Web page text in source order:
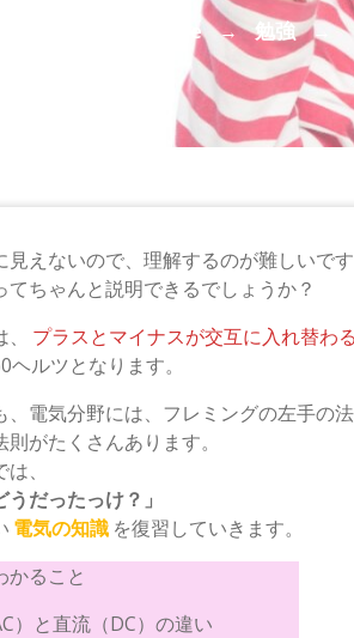
Home → 勉強 →
えないので、理解するのが難しいです
ちゃんと説明できるでしょうか？
プラスとマイナスが交互に入れ替わ
ヘルツとなります。
電気分野には、フレミングの左手の
がたくさんあります。
、
だったっけ？」
電気の知識 を復習していきます。
かること
）と直流（DC）の違い